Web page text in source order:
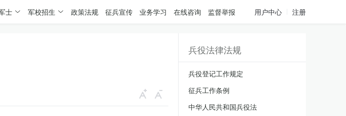
士 军校招生 政策法规 征兵宣传 业务学习 在线咨询 监督举报 用户中心 注册
兵役法律法规
兵役登记工作规定
征兵工作条例
中华人民共和国兵役法